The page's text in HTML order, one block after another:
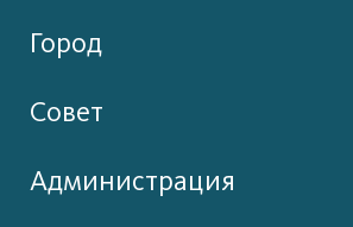
Город
Совет
Администрация